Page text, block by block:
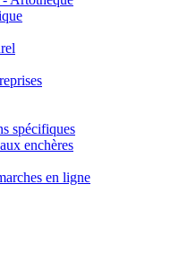
spécifiques
enchères
en ligne